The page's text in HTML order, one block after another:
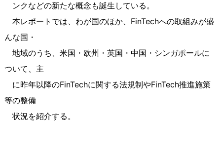
ンクなどの新たな概念も誕生している。
本レポートでは、わが国のほか、FinTechへの取組みが盛
んな国・
地域のうち、米国・欧州・英国・中国・シンガポールに
ついて、主
に昨年以降のFinTechに関する法規制やFinTech推進施策
等の整備
状況を紹介する。